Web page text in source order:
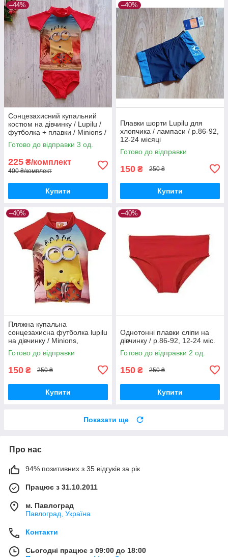
–44%
Сонцезахисний купальний
костюм на дівчинку / Lupilu /
футболка + плавки / Minions /
р.74-80 – 6-12 місяців
Готово до відправки 3 од.
225 ₴/комплект
400 ₴/комплект
Купити
–40%
Плавки шорти Lupilu для
хлопчика / лампаси / р.86-92,
12-24 місяці
Готово до відправки
150 ₴ 250 ₴
Купити
–40%
Пляжна купальна
сонцезахисна футболка lupilu
на дівчинку / Minions,
посіпаки / р.86-92, 12-24 міс.
Готово до відправки
150 ₴ 250 ₴
Купити
–40%
Однотонні плавки сліпи на
дівчинку / р.86-92, 12-24 міс.
Готово до відправки 2 од.
150 ₴ 250 ₴
Купити
Показати ще
Про нас
94% позитивних з 35 відгуків за рік
Працює з 31.10.2011
м. Павлоград
Павлоград, Україна
Контакти
Сьогодні працює з 09:00 до 18:00